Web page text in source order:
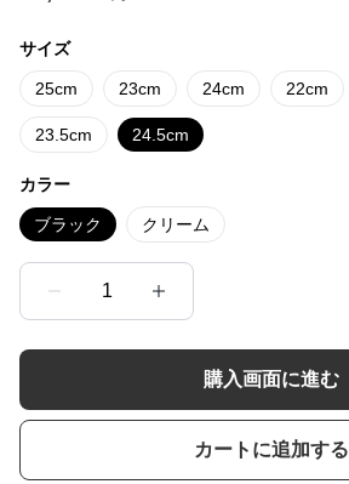
サイズ
25cm 23cm 24cm 22cm
23.5cm 24.5cm
カラー
ブラック クリーム
1
購入画面に進む
カートに追加する